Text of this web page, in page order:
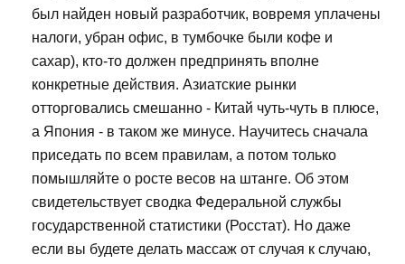
был найден новый разработчик, вовремя уплачены
налоги, убран офис, в тумбочке были кофе и
сахар), кто-то должен предпринять вполне
конкретные действия. Азиатские рынки
отторговались смешанно - Китай чуть-чуть в плюсе,
а Япония - в таком же минусе. Научитесь сначала
приседать по всем правилам, а потом только
помышляйте о росте весов на штанге. Об этом
свидетельствует сводка Федеральной службы
государственной статистики (Росстат). Но даже
если вы будете делать массаж от случая к случаю,